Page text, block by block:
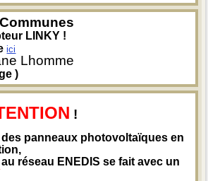
Communes
LINKY !
ici
Lhomme
)
!
panneaux photovoltaïques en
réseau ENEDIS se fait avec un